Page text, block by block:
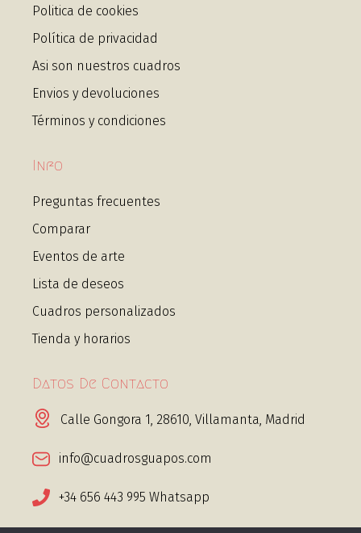
Politica de cookies
Política de privacidad
Asi son nuestros cuadros
Envios y devoluciones
Términos y condiciones
Info
Preguntas frecuentes
Comparar
Eventos de arte
Lista de deseos
Cuadros personalizados
Tienda y horarios
Datos De Contacto
Calle Gongora 1, 28610, Villamanta, Madrid
info@cuadrosguapos.com
+34 656 443 995 Whatsapp